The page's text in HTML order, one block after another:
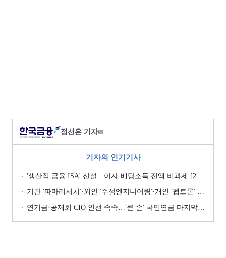
정선은 기자✉
기자의 인기기사
'생산적 금융 ISA' 신설…이자·배당소득 전액 비과세 [2026 세제개편안]
기관 '파마리서치'·외인 '주성엔지니어링'·개인 '펩트론' 1위 [주간 코스닥 순매수- 2026년 7월27일~7월31일]
연기금·공제회 CIO 인선 속속…'큰 손' 국민연금 마지막 타자